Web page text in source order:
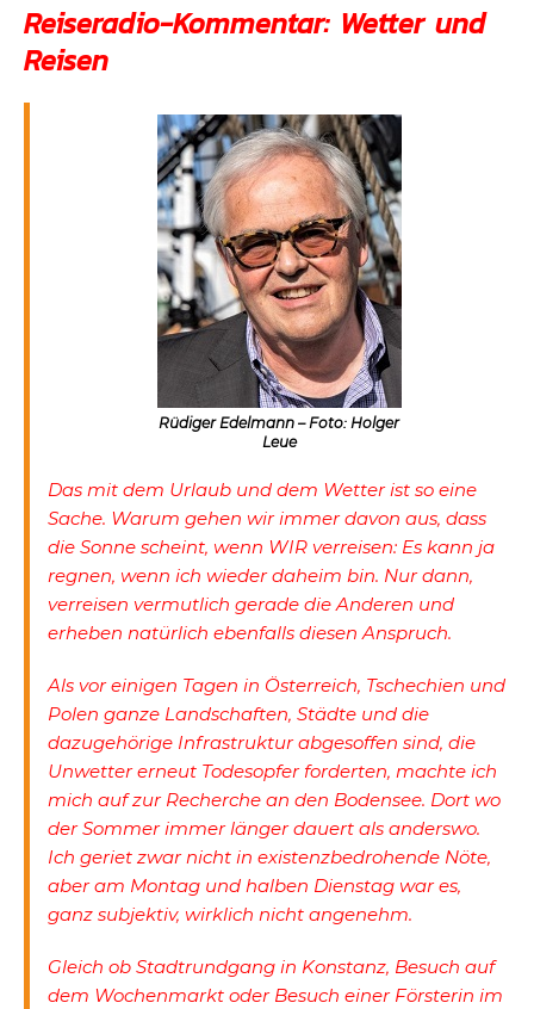
Reiseradio-Kommentar: Wetter und
Reisen
Rüdiger Edelmann – Foto: Holger
Leue
Das mit dem Urlaub und dem Wetter ist so eine
Sache. Warum gehen wir immer davon aus, dass
die Sonne scheint, wenn WIR verreisen: Es kann ja
regnen, wenn ich wieder daheim bin. Nur dann,
verreisen vermutlich gerade die Anderen und
erheben natürlich ebenfalls diesen Anspruch.
Als vor einigen Tagen in Österreich, Tschechien und
Polen ganze Landschaften, Städte und die
dazugehörige Infrastruktur abgesoffen sind, die
Unwetter erneut Todesopfer forderten, machte ich
mich auf zur Recherche an den Bodensee. Dort wo
der Sommer immer länger dauert als anderswo.
Ich geriet zwar nicht in existenzbedrohende Nöte,
aber am Montag und halben Dienstag war es,
ganz subjektiv, wirklich nicht angenehm.
Gleich ob Stadtrundgang in Konstanz, Besuch auf
dem Wochenmarkt oder Besuch einer Försterin im